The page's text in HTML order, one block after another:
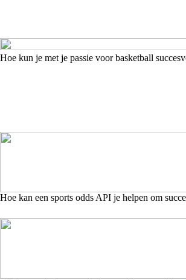
Hoe kun je met je passie voor basketball
Hoe kan een sports odds API je helpen om